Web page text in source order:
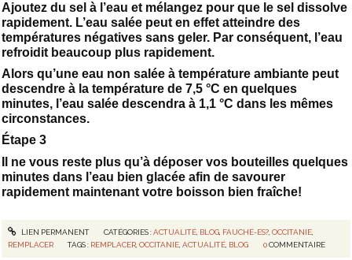
Ajoutez du sel à l’eau et mélangez pour que le sel dissolve
rapidement. L’eau salée peut en effet atteindre des
températures négatives sans geler. Par conséquent, l’eau
refroidit beaucoup plus rapidement.
Alors qu’une eau non salée à température ambiante peut
descendre à la température de 7,5 °C en quelques
minutes, l’eau salée descendra à 1,1 °C dans les mêmes
circonstances.
Étape 3
Il ne vous reste plus qu’à déposer vos bouteilles quelques
minutes dans l’eau bien glacée afin de savourer
rapidement maintenant votre boisson bien fraîche!
LIEN PERMANENT CATÉGORIES :ACTUALITÉ, BLOG, FAUCHÉ-ES?, OCCITANIE,
REMPLACER
TAGS : REMPLACER ,OCCITANIE ,ACTUALITÉ BLOG 0 COMMENTAIRE